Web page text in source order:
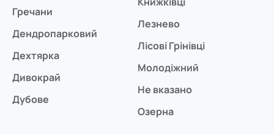
Гречани
Дендропарковий
Дехтярка
Дивокрай
Дубове
Лезнево
Лісові Грінівці
Молодіжний
Не вказано
Озерна